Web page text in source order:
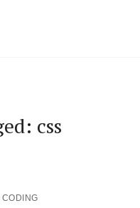
css
CODING